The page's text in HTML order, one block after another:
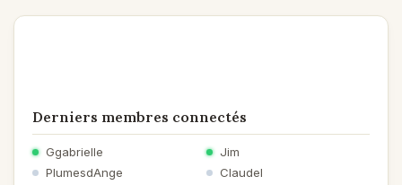
Derniers membres connectés
Ggabrielle
Jim
PlumesdAnge
Claudel